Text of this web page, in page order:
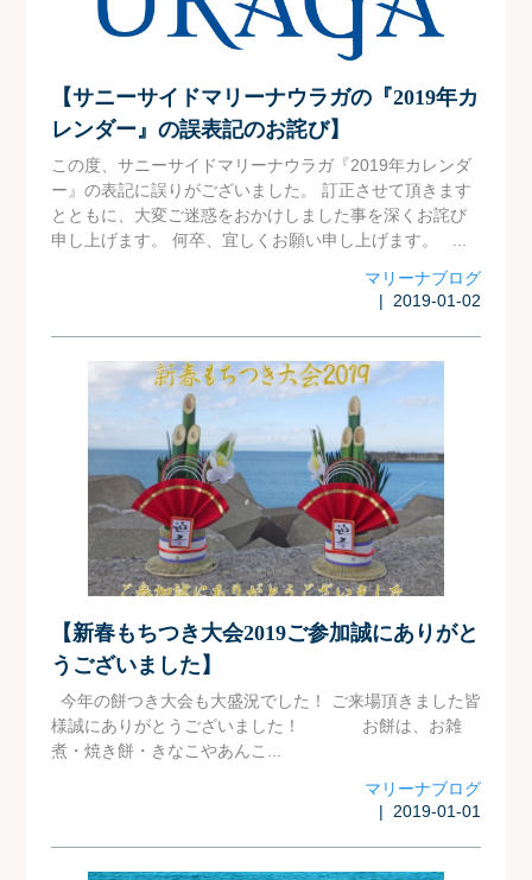
【サニーサイドマリーナウラガの『2019年カ
レンダー』の誤表記のお詫び】
この度、サニーサイドマリーナウラガ『2019年カレンダ
ー』の表記に誤りがございました。 訂正させて頂きます
とともに、大変ご迷惑をおかけしました事を深くお詫び
申し上げます。 何卒、宜しくお願い申し上げます。 ...
マリーナブログ
| 2019-01-02
【新春もちつき大会2019ご参加誠にありがと
うございました】
今年の餅つき大会も大盛況でした！ ご来場頂きました皆
様誠にありがとうございました！ お餅は、お雑
煮・焼き餅・きなこやあんこ...
マリーナブログ
| 2019-01-01